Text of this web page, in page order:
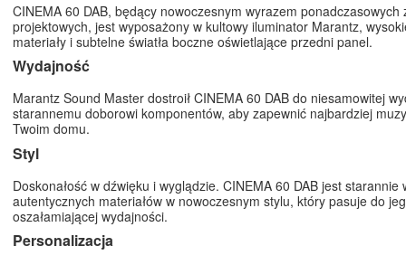
CINEMA 60 DAB, będący nowoczesnym wyrazem ponadczasowych
projektowych, jest wyposażony w kultowy iluminator Marantz,
materiały i subtelne światła boczne oświetlające przedni panel.
Wydajność
Marantz Sound Master dostroił CINEMA 60 DAB do niesamowitej
starannemu doborowi komponentów, aby zapewnić najbardziej
Twoim domu.
Styl
Doskonałość w dźwięku i wyglądzie. CINEMA 60 DAB jest starannie
autentycznych materiałów w nowoczesnym stylu, który pasuje do
oszałamiającej wydajności.
Personalizacja